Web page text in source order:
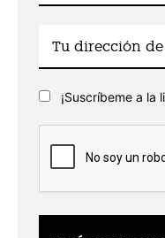
¡Suscríbeme a la